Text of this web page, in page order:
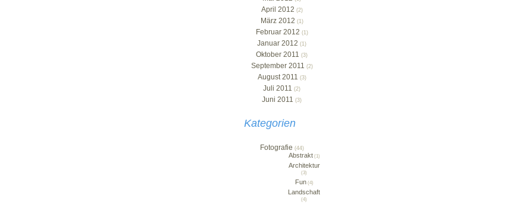
April 2012 (2)
März 2012 (1)
Februar 2012 (1)
Januar 2012 (1)
Oktober 2011 (3)
September 2011 (2)
August 2011 (3)
Juli 2011 (2)
Juni 2011 (3)
Kategorien
Fotografie (44)
Abstrakt(1)
Architektur
(3)
Fun(4)
Landschaft
(4)